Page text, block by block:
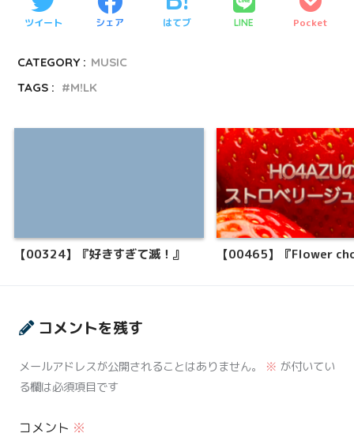
ツイート シェア はてブ LINE Pocket
CATEGORY : MUSIC
TAGS :
M!LK
【00324】『好きすぎて滅！』 【00465】『Flower
コメントを残す
メールアドレスが公開されることはありません。 ※ が付いてい
る欄は必須項目です
コメント ※